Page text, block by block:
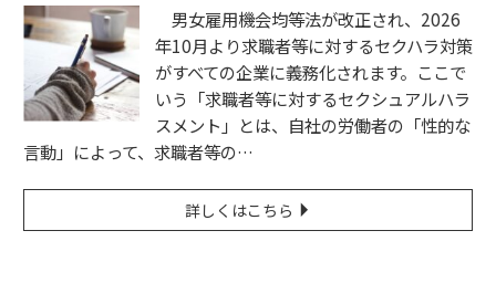
男女雇用機会均等法が改正され、2026
年10月より求職者等に対するセクハラ対策
がすべての企業に義務化されます。ここで
いう「求職者等に対するセクシュアルハラ
スメント」とは、自社の労働者の「性的な
言動」によって、求職者等の…
詳しくはこちら